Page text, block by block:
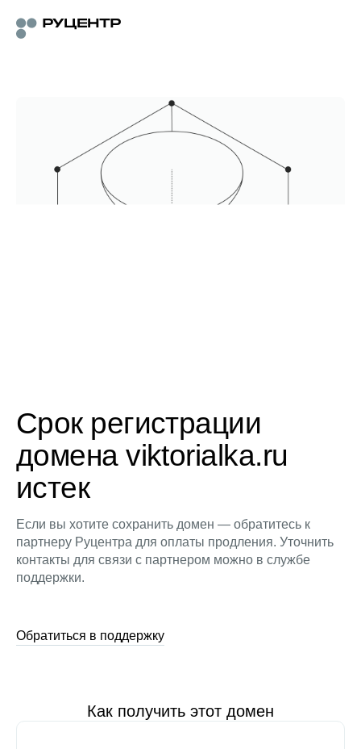
Срок регистрации
домена viktorialka.ru
истек
Если вы хотите сохранить домен — обратитесь к
партнеру Руцентра для оплаты продления. Уточнить
контакты для связи с партнером можно в службе
поддержки.
Обратиться в поддержку
Как получить этот домен